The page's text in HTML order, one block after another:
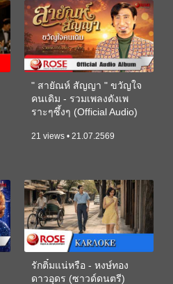
" สายัณห์ สัญญา " ขวัญใจ
คนเดิม - รวมเพลงดังเพ
ราะๆซึ้งๆ (Official Audio)
21 views • 21.07.2569
รักติ๋มแน่หรือ - หงษ์ทอง
ดาวอุดร (ซาวด์ดนตรี)